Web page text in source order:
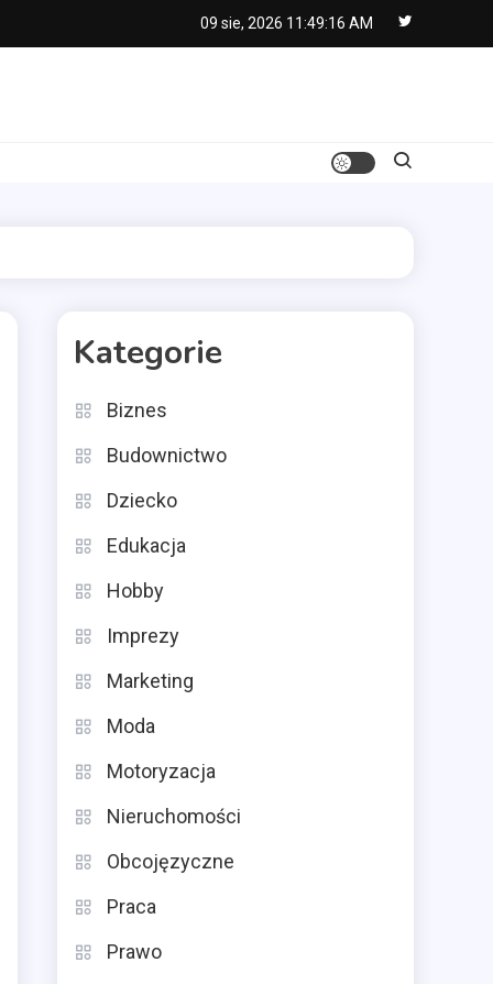
09 sie, 2026 11:49:17 AM
Kategorie
Biznes
Budownictwo
Dziecko
Edukacja
Hobby
Imprezy
Marketing
Moda
Motoryzacja
Nieruchomości
Obcojęzyczne
Praca
Prawo